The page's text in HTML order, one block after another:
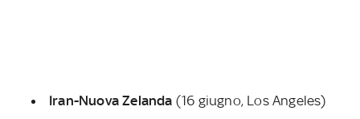
Iran-Nuova Zelanda (16 giugno, Los Angeles)